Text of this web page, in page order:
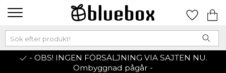
- OBS! INGEN FÖRSÄLJNING VIA SAJTEN NU.
Ombyggnad pågår -